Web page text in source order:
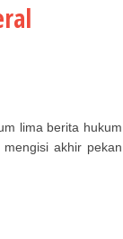
lima berita hukum
akhir pekan